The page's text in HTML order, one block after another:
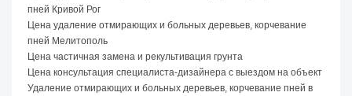
пней Кривой Рог
Цена удаление отмирающих и больных деревьев, корчевание
пней Мелитополь
Цена частичная замена и рекультивация грунта
Цена консультация специалиста-дизайнера с выездом на объект
Удаление отмирающих и больных деревьев, корчевание пней в